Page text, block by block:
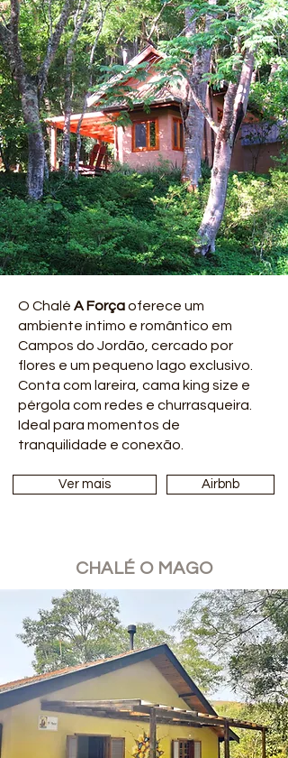
O Chalé A Forçaoferece um
ambiente íntimo e romântico em
Campos do Jordão, cercado por
flores e um pequeno lago exclusivo.
Conta com lareira, cama king size e
pérgola com redes e churrasqueira.
Ideal para momentos de
tranquilidade e conexão.
Ver mais Airbnb
CHALÉ O MAGO